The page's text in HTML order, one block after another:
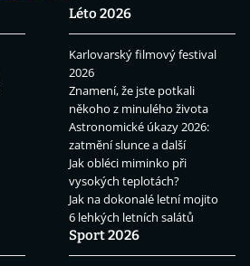
Léto 2026
Karlovarský filmový festival
2026
Znamení, že jste potkali
někoho z minulého života
Astronomické úkazy 2026:
zatmění slunce a další
Jak obléci miminko při
vysokých teplotách?
Jak na dokonalé letní mojito
6 lehkých letních salátů
Sport 2026